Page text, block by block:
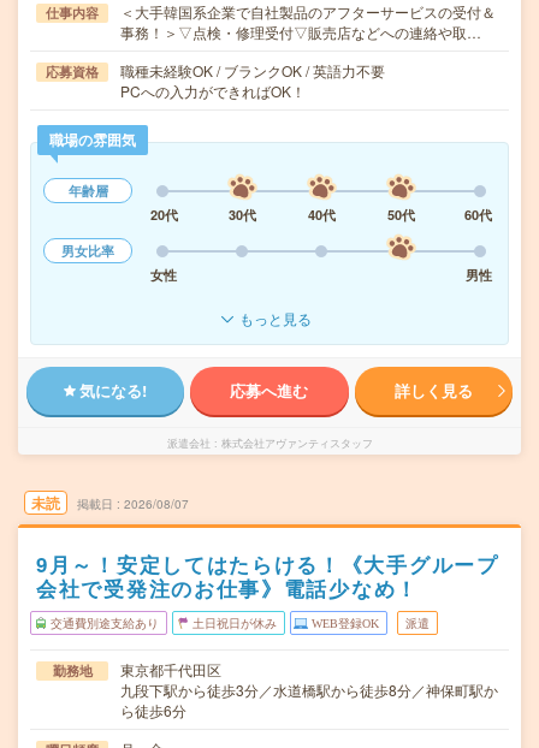
仕事内容
＜大手韓国系企業で自社製品のアフターサービスの受付＆
事務！＞▽点検・修理受付▽販売店などへの連絡や取…
応募資格
職種未経験OK / ブランクOK / 英語力不要
PCへの入力ができればOK！
職場の雰囲気
年齢層
20代
30代 40代 50代
60代
男女比率
女性
男性
もっと見る
気になる! 応募へ進む 詳しく見る
派遣会社 株式会社アヴァンティスタッフ
未読 掲載日 2026/08/07
9月～！安定してはたらける！《大手グループ
会社で受発注のお仕事》電話少なめ！
交通費別途支給あり 土日祝日が休み WEB登録OK 派遣
勤務地
東京都千代田区
九段下駅から徒歩3分／水道橋駅から徒歩8分／神保町駅か
ら徒歩6分